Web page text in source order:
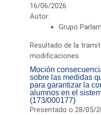
16/06/2026
Autor:
Grupo
Resultado de la
modificaciones
Moción
sobre las medidas
para garantizar la
alumnos en el
(173/000177)
Presentado o 28/05/